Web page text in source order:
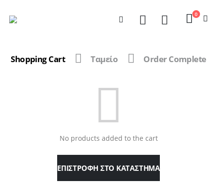
0
Shopping Cart Ταμείο Order Complete
No products added to the cart
ΕΠΙΣΤΡΟΦΉ ΣΤΟ ΚΑΤΆΣΤΗΜΑ